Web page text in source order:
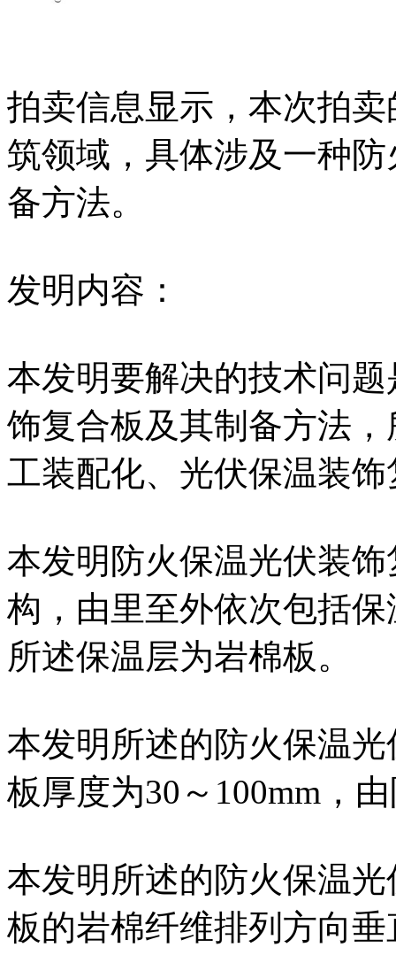
拍卖信息显示，本次拍
筑领域，具体涉及一种
备方法。
发明内容：
本发明要解决的技术问
饰复合板及其制备方法
工装配化、光伏保温装
本发明防火保温光伏装
构，由里至外依次包括
所述保温层为岩棉板。
本发明所述的防火保温
板厚度为30～100mm，
本发明所述的防火保温
板的岩棉纤维排列方向